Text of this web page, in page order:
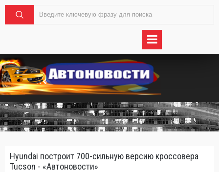
Hyundai построит 700-сильную версию кроссовера
Tucson - «Автоновости»